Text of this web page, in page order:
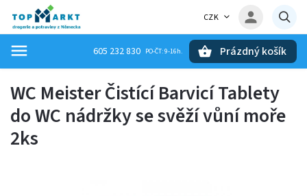
CZK
605 232 830 Prázdný košík
WC Meister Čistící Barvicí Tablety
do WC nádržky se svěží vůní moře
2ks